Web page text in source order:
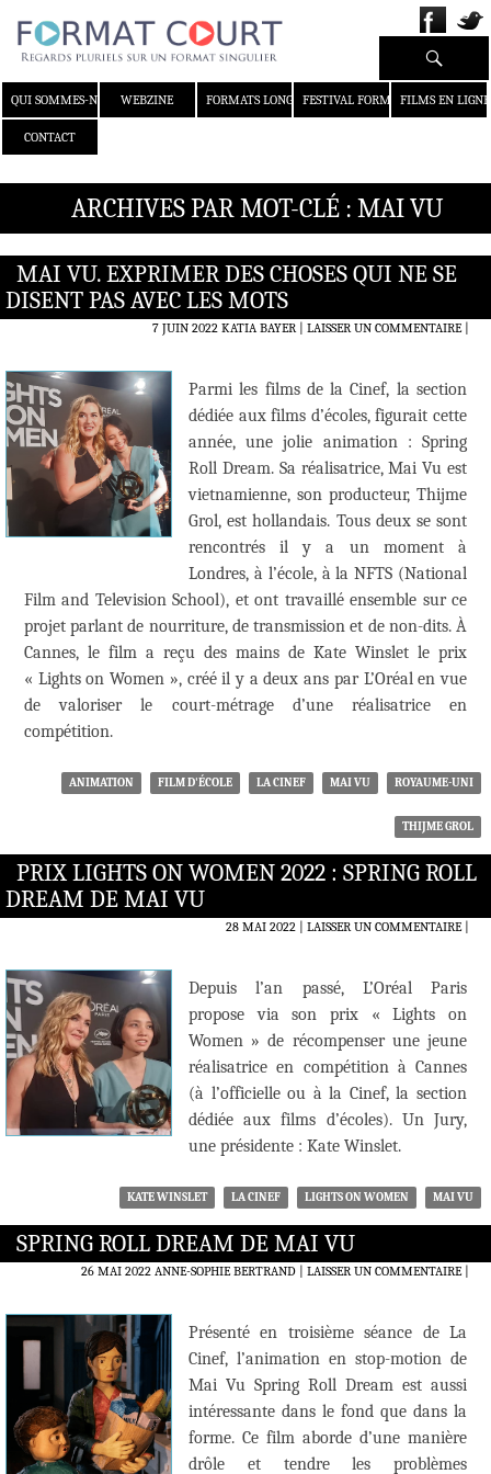
QUI SOMMES-NOUS ?WEBZINE FORMATS LONGS FESTIVAL FORMAT COURT
FILMS EN LIGNE
CONTACT
Recherche
ARCHIVES PAR MOT-CLÉ : MAI VU
MAI VU. EXPRIMER DES CHOSES QUI NE SE
DISENT PAS AVEC LES MOTS
7 JUIN 2022 KATIA BAYER LAISSER UN COMMENTAIRE|
Parmi les films de la Cinef, la section
dédiée aux films d’écoles, figurait cette
année, une jolie animation : Spring
Roll Dream. Sa réalisatrice, Mai Vu est
vietnamienne, son producteur, Thijme
Grol, est hollandais. Tous deux se sont
rencontrés il y a un moment à
Londres, à l’école, à la NFTS (National
Film and Television School), et ont travaillé ensemble sur ce
projet parlant de nourriture, de transmission et de non-dits. À
Cannes, le film a reçu des mains de Kate Winslet le prix
« Lights on Women », créé il y a deux ans par L’Oréal en vue
de valoriser le court-métrage d’une réalisatrice en
compétition.
ANIMATION FILM D'ÉCOLE LA CINEF MAI VU ROYAUME-UNI
THIJME GROL
PRIX LIGHTS ON WOMEN 2022 : SPRING ROLL
DREAM DE MAI VU
28 MAI 2022 LAISSER UN COMMENTAIRE|
Depuis l’an passé, L’Oréal Paris
propose via son prix « Lights on
Women » de récompenser une jeune
réalisatrice en compétition à Cannes
(à l’officielle ou à la Cinef, la section
dédiée aux films d’écoles). Un Jury,
une présidente : Kate Winslet.
KATE WINSLET LA CINEF LIGHTS ON WOMEN MAI VU
SPRING ROLL DREAM DE MAI VU
26 MAI 2022 ANNE-SOPHIE BERTRAND LAISSER UN COMMENTAIRE|
Présenté en troisième séance de La
Cinef, l’animation en stop-motion de
Mai Vu Spring Roll Dream est aussi
intéressante dans le fond que dans la
forme. Ce film aborde d’une manière
drôle et tendre les problèmes